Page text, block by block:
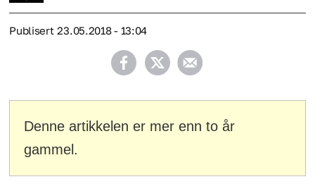
Publisert 23.05.2018 - 13:04
Denne artikkelen er mer enn to år
gammel.